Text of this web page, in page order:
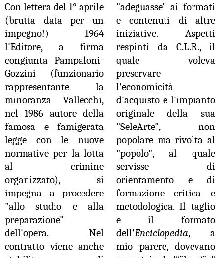
Con lettera del 1° aprile
(brutta data per un
impegno!) 1964
l'Editore, a firma
congiunta Pampaloni-
Gozzini (funzionario
rappresentante la
minoranza Vallecchi,
nel 1986 autore della
famosa e famigerata
legge con le nuove
normative per la lotta
al crimine
organizzato), si
impegna a procedere
"allo studio e alla
preparazione"
dell'opera. Nel
contratto viene anche
"adeguasse" ai formati
e contenuti di altre
iniziative. Aspetti
respinti da C.L.R., il
quale voleva
preservare
l'economicità
d'acquisto e l'impianto
originale della sua
"SeleArte", non
popolare ma rivolta al
"popolo", al quale
servisse di
orientamento e di
formazione critica e
metodologica. Il taglio
e il formato
dell'Enciclopedia, a
mio parere, dovevano